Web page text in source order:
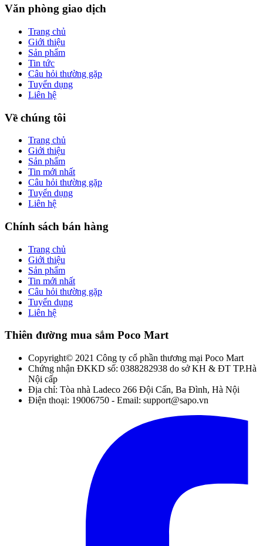
Văn phòng giao dịch
Trang chủ
Giới thiệu
Sản phẩm
Tin tức
Câu hỏi thường gặp
Tuyển dụng
Liên hệ
Về chúng tôi
Trang chủ
Giới thiệu
Sản phẩm
Tin mới nhất
Câu hỏi thường gặp
Tuyển dụng
Liên hệ
Chính sách bán hàng
Trang chủ
Giới thiệu
Sản phẩm
Tin mới nhất
Câu hỏi thường gặp
Tuyển dụng
Liên hệ
Thiên đường mua sắm Poco Mart
Copyright© 2021 Công ty cổ phần thương mại Poco Mart
Chứng nhận ĐKKD số: 0388282938 do sở KH & ĐT TP.Hà
Nội cấp
Địa chỉ: Tòa nhà Ladeco 266 Đội Cấn, Ba Đình, Hà Nội
Điện thoại: 19006750 - Email: support@sapo.vn